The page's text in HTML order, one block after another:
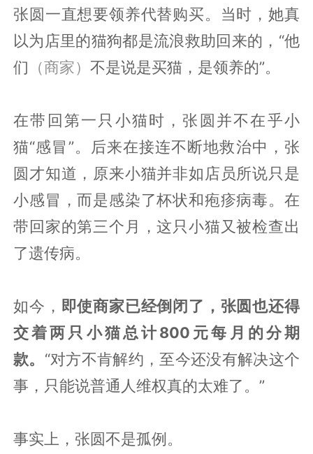
张圆一直想要领养代替购买。当时，她真
以为店里的猫狗都是流浪救助回来的，“他
们 （商家）不是说是买猫，是领养的”。
在带回第一只小猫时，张圆并不在乎小
猫“感冒”。后来在接连不断地救治中，张
圆才知道，原来小猫并非如店员所说只是
小感冒，而是感染了杯状和疱疹病毒。在
带回家的第三个月，这只小猫又被检查出
了遗传病。
如今， 即使商家已经倒闭了，张圆也还得
交着两只小猫总计800元每月的分期
款。 “对方不肯解约，至今还没有解决这个
事，只能说普通人维权真的太难了。”
事实上，张圆不是孤例。